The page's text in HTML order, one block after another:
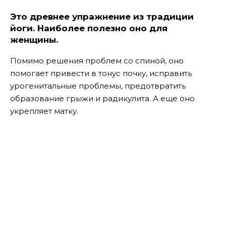
Это древнее упражнение из традиции
йоги. Наиболее полезно оно для
женщины.
Помимо решения проблем со спиной, оно
помогает привести в тонус почку, исправить
урогенитальные проблемы, предотвратить
образование грыжи и радикулита. А еще оно
укрепляет матку.